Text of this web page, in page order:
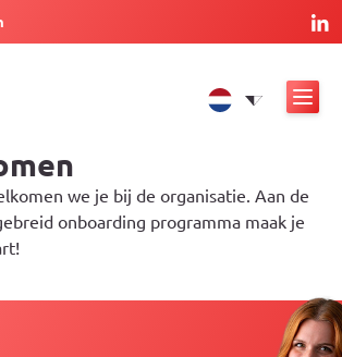
we je bij de organisatie. Aan de
onboarding programma maak je